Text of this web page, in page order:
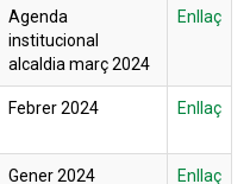
Agenda
institucional
alcaldia març 2024
Enllaç
Febrer 2024 Enllaç
Gener 2024 Enllaç